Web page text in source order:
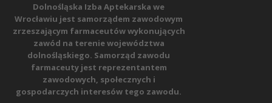
Dolnośląska Izba Aptekarska we
Wrocławiu jest samorządem zawodowym
zrzeszającym farmaceutów wykonujących
zawód na terenie województwa
dolnośląskiego. Samorząd zawodu
farmaceuty jest reprezentantem
zawodowych, społecznych i
gospodarczych interesów tego zawodu.